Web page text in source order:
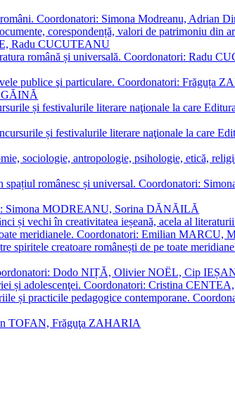
Coordonatori: Simona Modreanu, Adrian
corespondență, valori de patrimoniu din
Radu CUCUTEANU
română și universală. Coordonatori: Radu
publice şi particulare. Coordonatori: Frăguța
GĂINĂ
și festivalurile literare naţionale la care
și festivalurile literare naţionale la care
sociologie, antropologie, psihologie, etică,
spațiul românesc și universal. Coordonatori:
Simona MODREANU, Sorina DĂNĂILĂ
și vechi în creativitatea ieșeană, acela al
meridianele. Coordonatori: Emilian MARCU,
spiritele creatoare românești de pe toate
Dodo NIȚĂ, Olivier NOËL, Cip
și adolescenţei. Coordonatori: Cristina
și practicile pedagogice contemporane.
TOFAN, Frăguţa ZAHARIA